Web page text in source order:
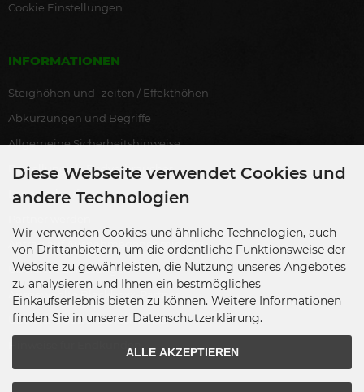
Cookie Einstellungen
INFORMATIONEN
Steighöhen und -zeiten / Effekthöhen
Abkürzungen und Begriffe
Allgemeine Sicherheitshinweise
Bestellung als Endverbraucher
Lagerverkauf
Antrag auf Ausnahmegenehmigung
Übersicht Zulassungen
Ausgewählte Blackboxx-Partner
Übersicht Gewerbenachweise
Diese Webseite verwendet Cookies und
andere Technologien
Wir verwenden Cookies und ähnliche Technologien, auch
von Drittanbietern, um die ordentliche Funktionsweise der
Website zu gewährleisten, die Nutzung unseres Angebotes
zu analysieren und Ihnen ein bestmögliches
Einkaufserlebnis bieten zu können. Weitere Informationen
finden Sie in unserer Datenschutzerklärung.
ALLE AKZEPTIEREN